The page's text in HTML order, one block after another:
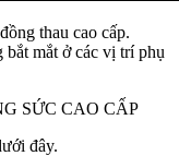
thau cao cấp.
mắt ở các vị trí phụ
đây.